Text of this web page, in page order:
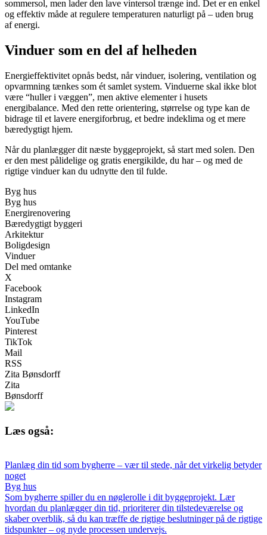
sommersol, men lader den lave vintersol trænge ind. Det er en enkel
og effektiv måde at regulere temperaturen naturligt på – uden brug
af energi.
Vinduer som en del af helheden
Energieffektivitet opnås bedst, når vinduer, isolering, ventilation og
opvarmning tænkes som ét samlet system. Vinduerne skal ikke blot
være “huller i væggen”, men aktive elementer i husets
energibalance. Med den rette orientering, størrelse og type kan de
bidrage til et lavere energiforbrug, et bedre indeklima og et mere
bæredygtigt hjem.
Når du planlægger dit næste byggeprojekt, så start med solen. Den
er den mest pålidelige og gratis energikilde, du har – og med de
rigtige vinduer kan du udnytte den til fulde.
Byg hus
Byg hus
Energirenovering
Bæredygtigt byggeri
Arkitektur
Boligdesign
Vinduer
Del med omtanke
X
Facebook
Instagram
LinkedIn
YouTube
Pinterest
TikTok
Mail
RSS
Zita Bønsdorff
Zita
Bønsdorff
Læs også:
Planlæg din tid som bygherre – vær til stede, når det virkelig betyder
noget
Byg hus
Som bygherre spiller du en nøglerolle i dit byggeprojekt. Lær
hvordan du planlægger din tid, prioriterer din tilstedeværelse og
skaber overblik, så du kan træffe de rigtige beslutninger på de rigtige
tidspunkter – og nyde processen undervejs.